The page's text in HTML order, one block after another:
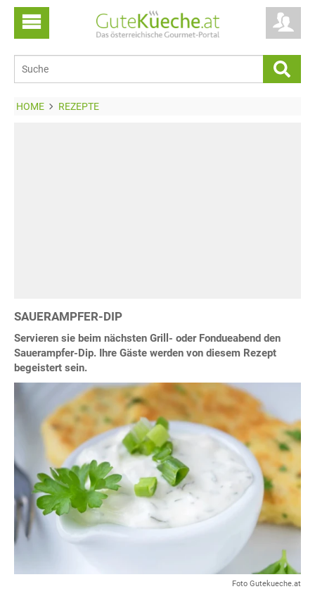
HOME REZEPTE
SAUERAMPFER-DIP
Servieren sie beim nächsten Grill- oder Fondueabend den
Sauerampfer-Dip. Ihre Gäste werden von diesem Rezept
begeistert sein.
Foto Gutekueche.at